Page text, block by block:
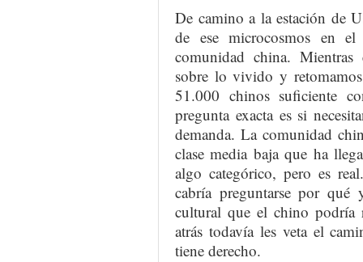
De camino a la estación de
de ese microcosmos en
comunidad china. Mientras
sobre lo vivido y
51.000 chinos suficiente
pregunta exacta es si
demanda. La comunidad
clase media baja que ha
algo categórico, pero es
cabría preguntarse por qué
cultural que el chino podría
atrás todavía les veta el
tiene derecho.